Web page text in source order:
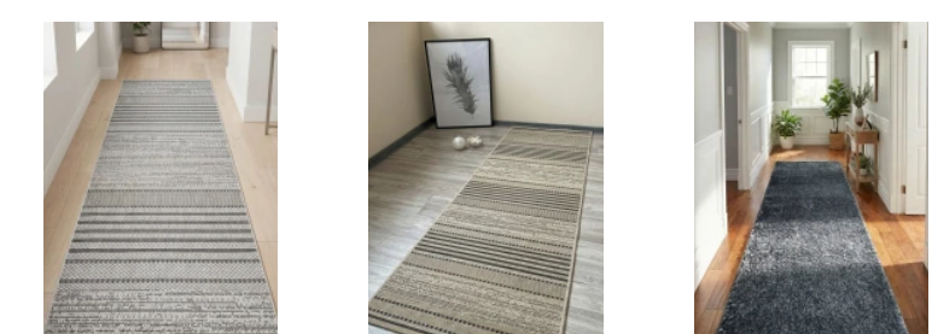
Доступні розміри:
0.50 - 405 грн
0.60 - 495 грн
0.67 - 540 грн
0.80 - 630 грн
1.00 - 810 грн
1.20 - 990 грн
1.50 - 1215 грн
Доступні розміри:
0.50 - 405 грн
0.60 - 495 грн
0.67 - 540 грн
0.80 - 630 грн
1.00 - 810 грн
1.20 - 990 грн
Доступні розміри:
0.80 - 630 грн
1.00 - 765 грн
1.20 - 900 грн
1.50 - 1170 грн
1.80 - 1395 грн
2.00 - 1530 грн
2.50 - 1935 грн